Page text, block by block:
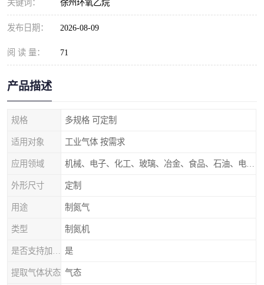
关键词： 徐州环氧乙烷
发布日期： 2026-08-09
阅 读 量： 71
产品描述
规格 多规格 可定制
适用对象 工业气体 按需求
应用领域
外形尺寸 定制
用途 制氮气
类型 制氮机
是
提取气体状态 气态